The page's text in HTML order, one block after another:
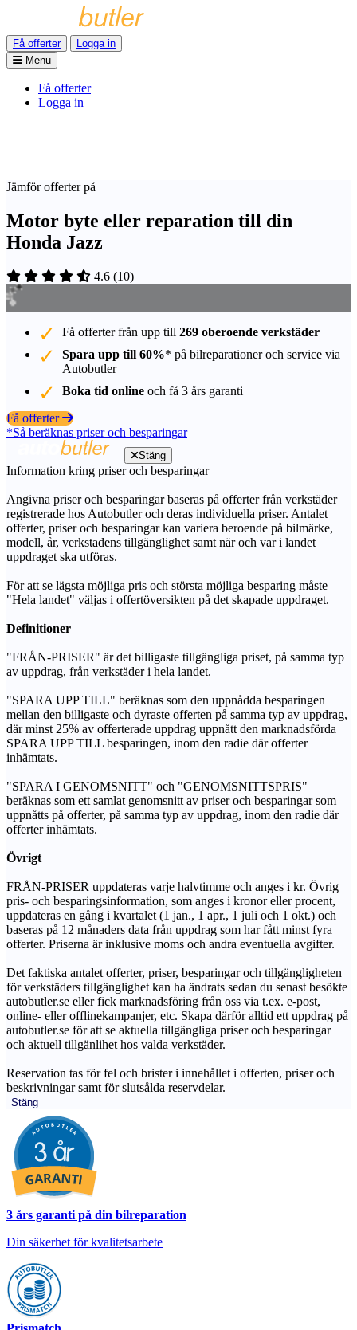
Få offerter
Logga in
Menu
Få offerter
Logga in
Jämför offerter på
Motor byte eller reparation till din
Honda Jazz
4.6 (10)
Få offerter från upp till 269 oberoende verkstäder
Spara upp till 60%* på bilreparationer och service via
Autobutler
Boka tid online och få 3 års garanti
Få offerter
*Så beräknas priser och besparingar
Stäng
Information kring priser och besparingar
Angivna priser och besparingar baseras på offerter från verkstäder
registrerade hos Autobutler och deras individuella priser. Antalet
offerter, priser och besparingar kan variera beroende på bilmärke,
modell, år, verkstadens tillgänglighet samt när och var i landet
uppdraget ska utföras.
För att se lägsta möjliga pris och största möjliga besparing måste
"Hela landet" väljas i offertöversikten på det skapade uppdraget.
Definitioner
"FRÅN-PRISER" är det billigaste tillgängliga priset, på samma typ
av uppdrag, från verkstäder i hela landet.
"SPARA UPP TILL" beräknas som den uppnådda besparingen
mellan den billigaste och dyraste offerten på samma typ av uppdrag,
där minst 25% av offerterade uppdrag uppnått den marknadsförda
SPARA UPP TILL besparingen, inom den radie där offerter
inhämtats.
"SPARA I GENOMSNITT" och "GENOMSNITTSPRIS"
beräknas som ett samlat genomsnitt av priser och besparingar som
uppnåtts på offerter, på samma typ av uppdrag, inom den radie där
offerter inhämtats.
Övrigt
FRÅN-PRISER uppdateras varje halvtimme och anges i kr. Övrig
pris- och besparingsinformation, som anges i kronor eller procent,
uppdateras en gång i kvartalet (1 jan., 1 apr., 1 juli och 1 okt.) och
baseras på 12 månaders data från uppdrag som har fått minst fyra
offerter. Priserna är inklusive moms och andra eventuella avgifter.
Det faktiska antalet offerter, priser, besparingar och tillgängligheten
för verkstäders tillgänglighet kan ha ändrats sedan du senast besökte
autobutler.se eller fick marknadsföring från oss via t.ex. e-post,
online- eller offlinekampanjer, etc. Skapa därför alltid ett uppdrag på
autobutler.se för att se aktuella tillgängliga priser och besparingar
och aktuell tillgänlihet hos valda verkstäder.
Reservation tas för fel och brister i innehållet i offerten, priser och
beskrivningar samt för slutsålda reservdelar.
Stäng
3 års garanti på din bilreparation
Din säkerhet för kvalitetsarbete